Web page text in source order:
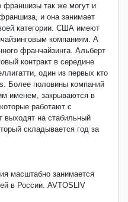
франшизы так же могут и
и она занимает
категории. США имеют
компаниям. А
франчайзинга. Альберт
контракт в середине
один из первых кто
s . Более половины компаний
именем, закрываются в
работают с
выходят на стабильный
складывается год за
масштабно занимается
в России.AVTOSLIV